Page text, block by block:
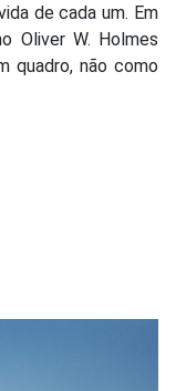
de cada um. Em
Oliver W. Holmes
quadro, não como